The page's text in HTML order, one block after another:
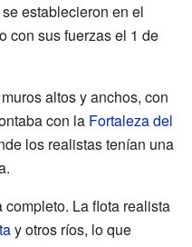
establecieron en el
con sus fuerzas el 1 de
altos y anchos, con
con la Fortaleza del
los realistas tenían una
La flota realista
y otros ríos, lo que